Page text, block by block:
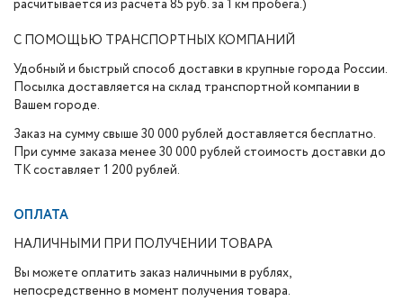
расчитывается из расчета 85 руб. за 1 км пробега.)
С ПОМОЩЬЮ ТРАНСПОРТНЫХ КОМПАНИЙ
Удобный и быстрый способ доставки в крупные города России.
Посылка доставляется на склад транспортной компании в
Вашем городе.
Заказ на сумму свыше 30 000 рублей доставляется бесплатно.
При сумме заказа менее 30 000 рублей стоимость доставки до
ТК составляет 1 200 рублей.
ОПЛАТА
НАЛИЧНЫМИ ПРИ ПОЛУЧЕНИИ ТОВАРА
Вы можете оплатить заказ наличными в рублях,
непосредственно в момент получения товара.